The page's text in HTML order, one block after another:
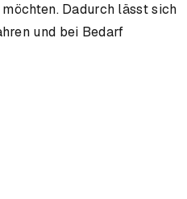
Dadurch lässt sich
und bei Bedarf